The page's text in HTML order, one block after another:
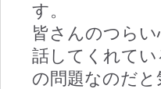
す。
皆さんのつら
話してくれて
の問題なのだと